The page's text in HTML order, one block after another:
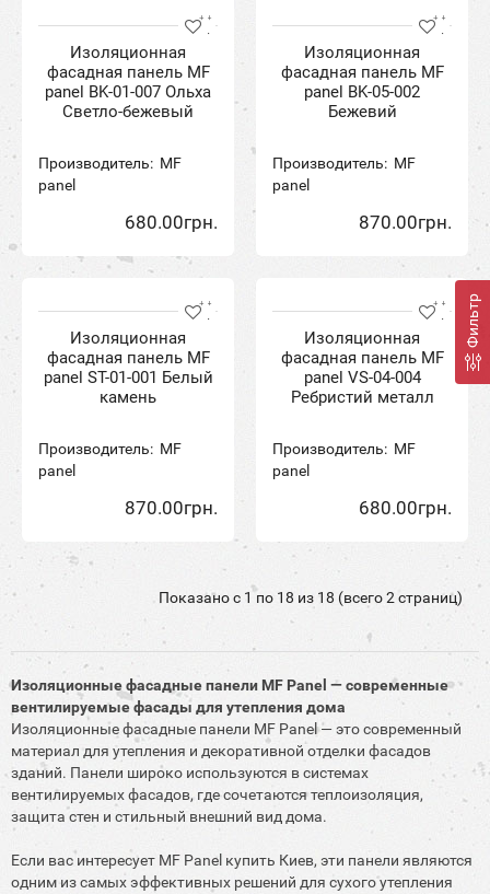
Фильтр
Изоляционная
фасадная панель MF
panel BK-01-007 Ольха
Светло-бежевый
Производитель: MF
panel
680.00грн.
Изоляционная
фасадная панель MF
panel BK-05-002
Бежевий
Производитель: MF
panel
870.00грн.
Изоляционная
фасадная панель MF
panel ST-01-001 Белый
камень
Производитель: MF
panel
870.00грн.
Изоляционная
фасадная панель MF
panel VS-04-004
Ребристий металл
Производитель: MF
panel
680.00грн.
Показано с 1 по 18 из 18 (всего 2 страниц)
Изоляционные фасадные панели MF Panel — современные
вентилируемые фасады для утепления дома
Изоляционные фасадные панели MF Panel — это современный
материал для утепления и декоративной отделки фасадов
зданий. Панели широко используются в системах
вентилируемых фасадов, где сочетаются теплоизоляция,
защита стен и стильный внешний вид дома.
Если вас интересует MF Panel купить Киев, эти панели являются
одним из самых эффективных решений для сухого утепления